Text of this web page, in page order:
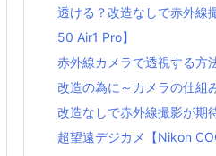
透ける？改造なしで赤外線
50 Air1 Pro】
赤外線カメラで透視する方
改造の為に～カメラの仕組
改造なしで赤外線撮影が期
超望遠デジカメ【Nikon